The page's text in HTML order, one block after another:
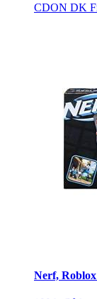
CDON DK
Nerf,